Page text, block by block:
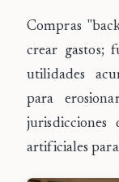
Compras
crear gastos;
utilidades
para
jurisdicciones
artificiales